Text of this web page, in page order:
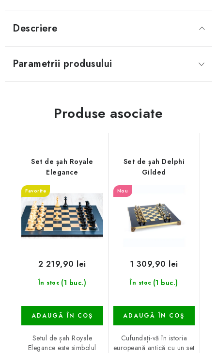
Descriere
Parametrii produsului
Produse asociate
Set de șah Royale
Elegance
Favorite
În stoc (1 buc.)
2 219,90 lei
ADAUGĂ ÎN COŞ
Setul de șah Royale
Elegance este simbolul
Set de șah Delphi
Gilded
Nou
În stoc (1 buc.)
1 309,90 lei
ADAUGĂ ÎN COŞ
Cufundați-vă în istoria
europeană antică cu un set